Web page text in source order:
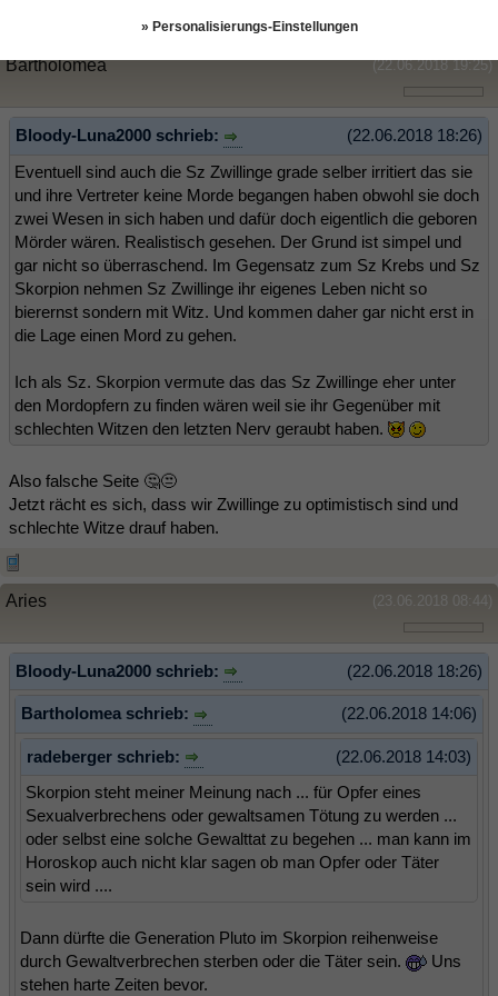
(22.06.2018 19:25)
Bartholomea
(22.06.2018 18:26)
Bloody-Luna2000 schrieb:
Eventuell sind auch die Sz Zwillinge grade selber irritiert das sie
und ihre Vertreter keine Morde begangen haben obwohl sie doch
zwei Wesen in sich haben und dafür doch eigentlich die geboren
Mörder wären. Realistisch gesehen. Der Grund ist simpel und
gar nicht so überraschend. Im Gegensatz zum Sz Krebs und Sz
Skorpion nehmen Sz Zwillinge ihr eigenes Leben nicht so
bierernst sondern mit Witz. Und kommen daher gar nicht erst in
die Lage einen Mord zu gehen.
Ich als Sz. Skorpion vermute das das Sz Zwillinge eher unter
den Mordopfern zu finden wären weil sie ihr Gegenüber mit
schlechten Witzen den letzten Nerv geraubt haben.
Also falsche Seite 🤔😒
Jetzt rächt es sich, dass wir Zwillinge zu optimistisch sind und
schlechte Witze drauf haben.
(23.06.2018 08:44)
Aries
(22.06.2018 18:26)
Bloody-Luna2000 schrieb:
(22.06.2018 14:06)
Bartholomea schrieb:
(22.06.2018 14:03)
radeberger schrieb:
Skorpion steht meiner Meinung nach ... für Opfer eines
Sexualverbrechens oder gewaltsamen Tötung zu werden ...
oder selbst eine solche Gewalttat zu begehen ... man kann im
Horoskop auch nicht klar sagen ob man Opfer oder Täter
sein wird ....
Dann dürfte die Generation Pluto im Skorpion reihenweise
durch Gewaltverbrechen sterben oder die Täter sein.
Uns
stehen harte Zeiten bevor.
» Personalisierungs-Einstellungen